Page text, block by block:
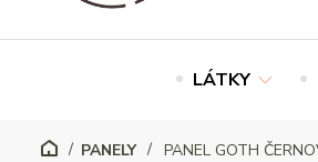
LÁTKY
PANELY PANEL GOTH